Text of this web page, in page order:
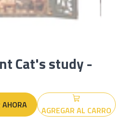
Cat's study -
AGREGAR AL CARRO
AHORA